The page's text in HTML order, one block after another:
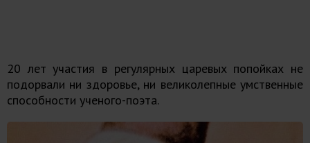
20 лет участия в регулярных царевых попойках не
подорвали ни здоровье, ни великолепные умственные
способности ученого-поэта.